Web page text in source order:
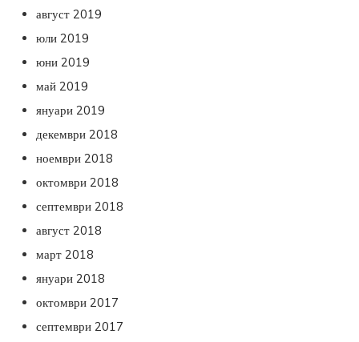
август 2019
юли 2019
юни 2019
май 2019
януари 2019
декември 2018
ноември 2018
октомври 2018
септември 2018
август 2018
март 2018
януари 2018
октомври 2017
септември 2017